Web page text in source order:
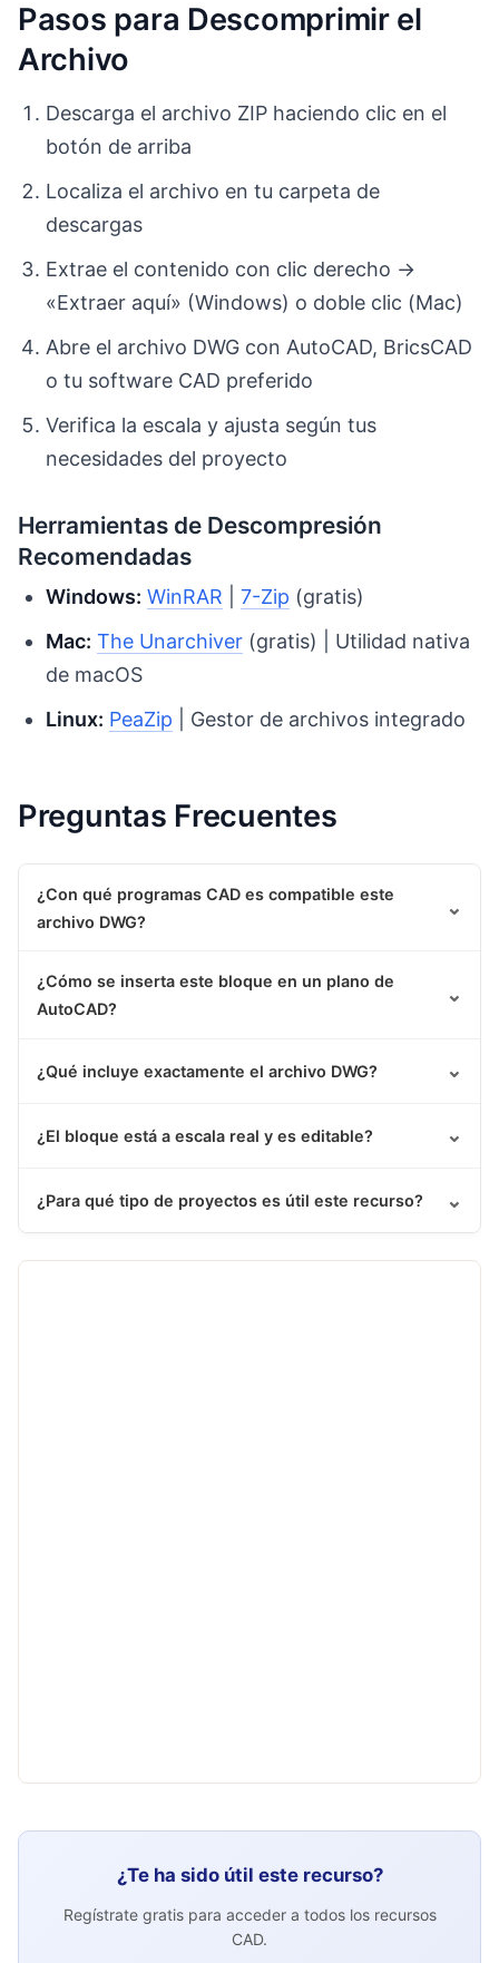
Pasos para Descomprimir el
Archivo
Descarga el archivo ZIP haciendo clic en el
botón de arriba
Localiza el archivo en tu carpeta de
descargas
Extrae el contenido con clic derecho →
«Extraer aquí» (Windows) o doble clic (Mac)
Abre el archivo DWG con AutoCAD, BricsCAD
o tu software CAD preferido
Verifica la escala y ajusta según tus
necesidades del proyecto
Herramientas de Descompresión
Recomendadas
Windows: WinRAR |7-Zip (gratis)
Mac: The Unarchiver (gratis) | Utilidad nativa
de macOS
Linux: PeaZip | Gestor de archivos integrado
Preguntas Frecuentes
¿Con qué programas CAD es compatible este
archivo DWG?
⌄
¿Cómo se inserta este bloque en un plano de
AutoCAD?
⌄
¿Qué incluye exactamente el archivo DWG? ⌄
¿El bloque está a escala real y es editable? ⌄
¿Para qué tipo de proyectos es útil este recurso? ⌄
¿Te ha sido útil este recurso?
Regístrate gratis para acceder a todos los recursos
CAD.